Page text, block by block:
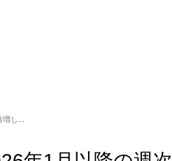
増し…